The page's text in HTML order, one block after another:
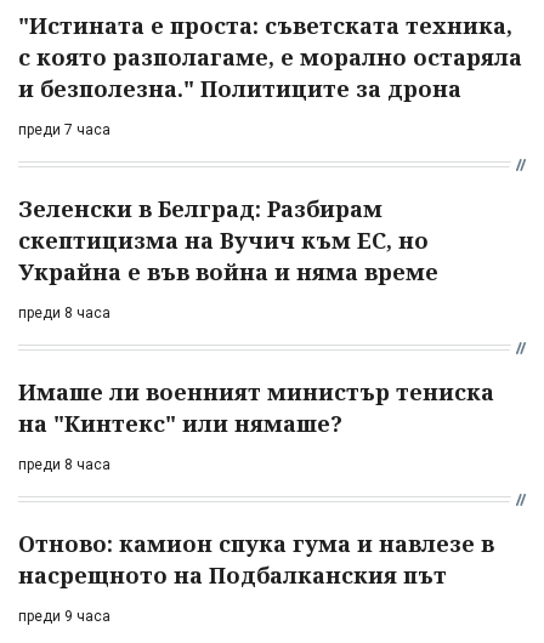
"Истината е проста: съветската техника,
с която разполагаме, е морално остаряла
и безполезна." Политиците за дрона
преди 7 часа
Зеленски в Белград: Разбирам
скептицизма на Вучич към ЕС, но
Украйна е във война и няма време
преди 8 часа
Имаше ли военният министър тениска
на "Кинтекс" или нямаше?
преди 8 часа
Отново: камион спука гума и навлезе в
насрещното на Подбалканския път
преди 9 часа